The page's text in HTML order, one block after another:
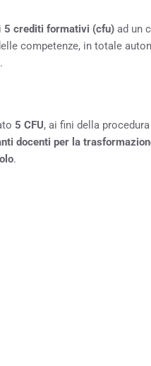
5 crediti formativi (cfu) ad un
competenze, in totale
.
5 CFU, ai fini della
docenti per la
.